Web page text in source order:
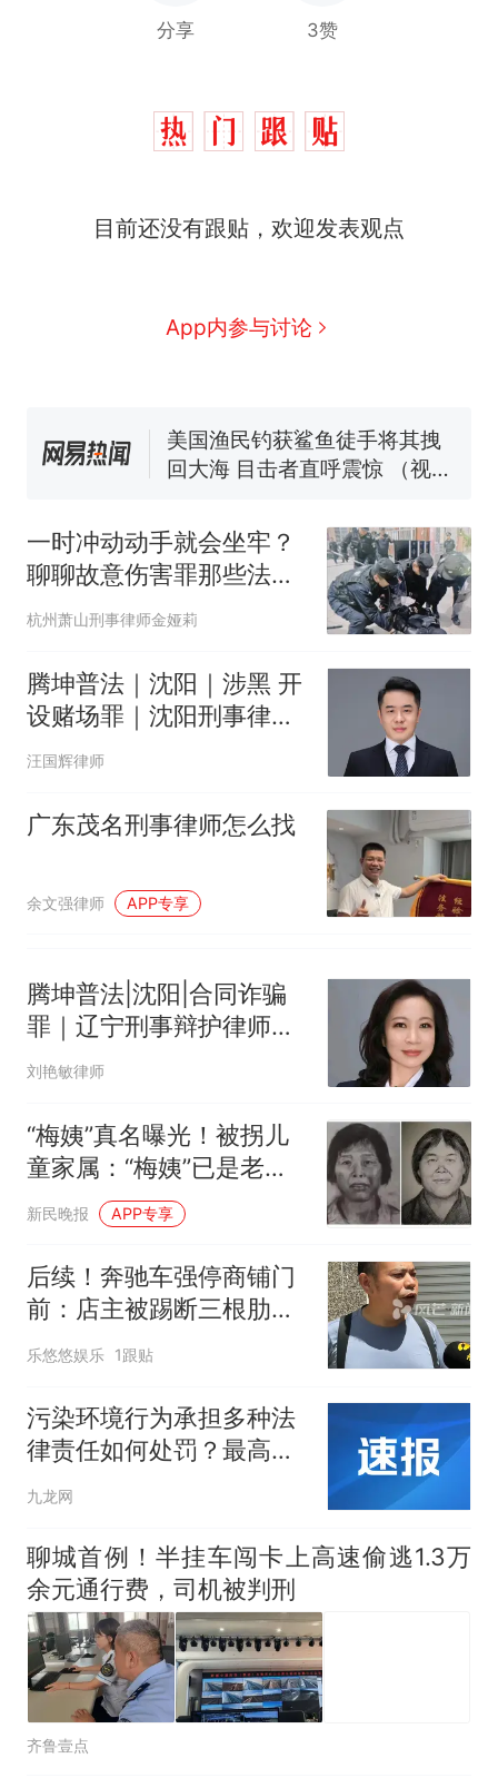
分享 3赞
目前还没有跟贴，欢迎发表观点
App内参与讨论
协会回应
新 男子上山采菌偶然发现鸡枞
菌窝，原地守1天等它长大：挖
美国渔民钓获鲨鱼徒手将其拽
回大海 目击者直呼震惊 （视频
官方通报
惊艳！字都飘起来了 博主在田
间创作“悬浮字” 网友：真·裸眼
3D！
热 费大厨“全国小炒肉大王”称
协会回应
一时冲动动手就会坐牢？
聊聊故意伤害罪那些法律
误区
杭州萧山刑事律师金娅莉
腾坤普法｜沈阳｜涉黑 开
设赌场罪｜沈阳刑事律师
汪国辉：给赌博网站打广
汪国辉律师
广东茂名刑事律师怎么找
余文强律师 APP专享
腾坤普法|沈阳|合同诈骗
罪｜辽宁刑事辩护律师刘
艳敏主任解析并购估值造
刘艳敏律师
“梅姨”真名曝光！被拐儿
童家属：“梅姨”已是老年
人，实际年龄仍是谜；若
已满75周岁，或不适用死
刑
新民晚报 APP专享
后续！奔驰车强停商铺门
前：店主被踢断三根肋
骨，打人者已被刑拘
乐悠悠娱乐 1跟贴
污染环境行为承担多种法
律责任如何处罚？最高法
回应
九龙网
聊城首例！半挂车闯卡上高速偷逃1.3万
余元通行费，司机被判刑
齐鲁壹点